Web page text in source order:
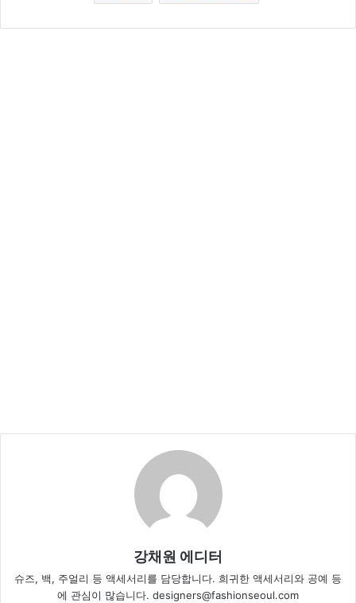
강채원 에디터
슈즈, 백, 주얼리 등 액세서리를 담당합니다. 희귀한 액세서리와 공예 등
에 관심이 많습니다. designers@fashionseoul.com